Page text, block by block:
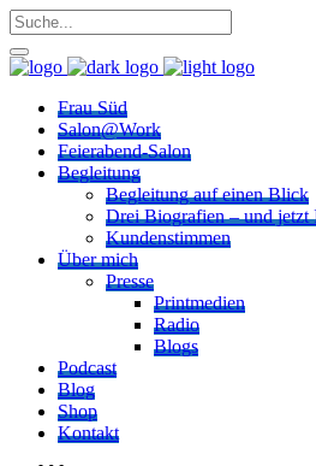
Frau Süd
Salon@Work
Feierabend-Salon
Begleitung
Begleitung auf einen Blick
Drei Biografien – und jetzt
Kundenstimmen
Über mich
Presse
Printmedien
Radio
Blogs
Podcast
Blog
Shop
Kontakt